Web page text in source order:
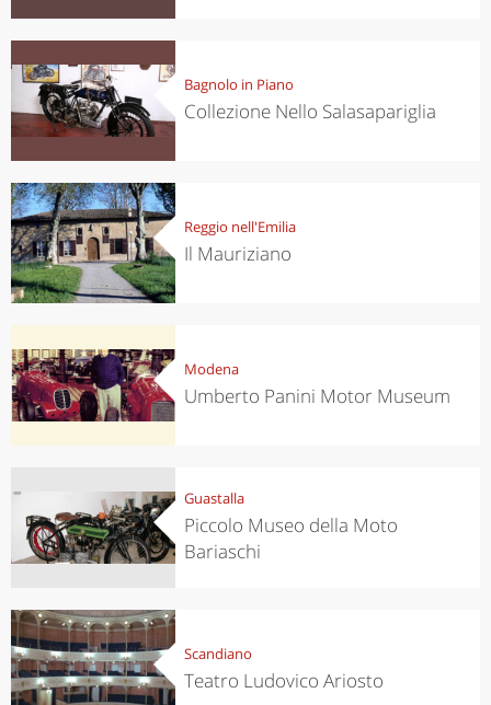
Bagnolo in Piano
Collezione Nello Salasapariglia
Reggio nell'Emilia
Il Mauriziano
Modena
Umberto Panini Motor Museum
Guastalla
Piccolo Museo della Moto
Bariaschi
Scandiano
Teatro Ludovico Ariosto